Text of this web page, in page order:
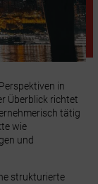
in
Überblick richtet
tätig
wie
und
strukturierte